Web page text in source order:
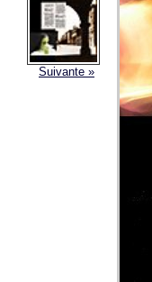
Suivante »